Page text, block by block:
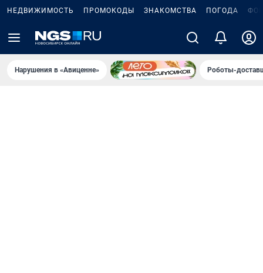
НЕДВИЖИМОСТЬ ПРОМОКОДЫ ЗНАКОМСТВА ПОГОДА
Нарушения в «Авиценне» Роботы-